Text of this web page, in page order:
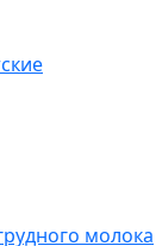
молока